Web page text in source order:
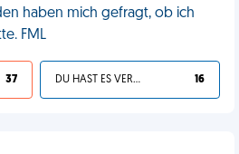
haben mich gefragt, ob ich
FML
37 DU HAST ES VERDIENT 16